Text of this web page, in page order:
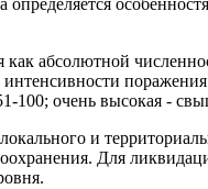
как абсолютной
100; очень высокая -
и
Для